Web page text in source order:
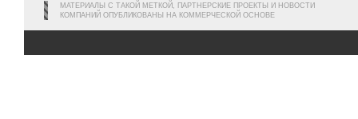
МАТЕРИАЛЫ С ТАКОЙ МЕТКОЙ, ПАРТНЕРСКИЕ ПРОЕКТЫ И НОВОСТИ
КОМПАНИЙ ОПУБЛИКОВАНЫ НА КОММЕРЧЕСКОЙ ОСНОВЕ